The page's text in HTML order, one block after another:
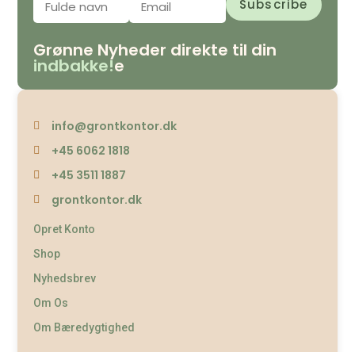
Grønne Nyheder direkte til din
indbakke!e
info@grontkontor.dk
+45 6062 1818
+45 3511 1887
grontkontor.dk
Opret Konto
Shop
Nyhedsbrev
Om Os
Om Bæredygtighed